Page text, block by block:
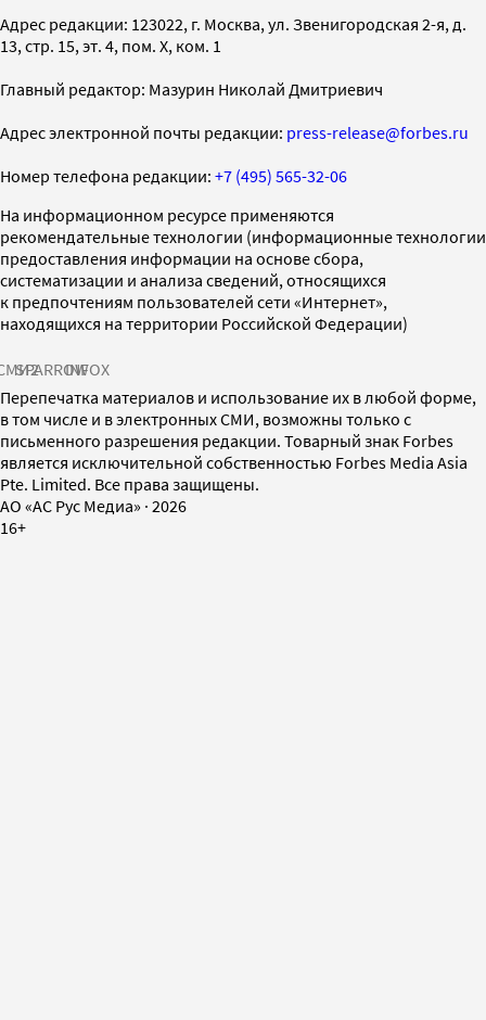
Адрес редакции: 123022, г. Москва, ул. Звенигородская 2-я, д.
13, стр. 15, эт. 4, пом. X, ком. 1
Главный редактор: Мазурин Николай Дмитриевич
Адрес электронной почты редакции: press-release@forbes.ru
Номер телефона редакции: +7 (495) 565-32-06
На информационном ресурсе применяются
рекомендательные технологии (информационные технологии
предоставления информации на основе сбора,
систематизации и анализа сведений, относящихся
к предпочтениям пользователей сети «Интернет»,
находящихся на территории Российской Федерации)
SPARROWINFOX
Перепечатка материалов и использование их в любой форме,
в том числе и в электронных СМИ, возможны только с
письменного разрешения редакции. Товарный знак Forbes
является исключительной собственностью Forbes Media Asia
Pte. Limited. Все права защищены.
AO «АС Рус Медиа» · 2026
16+